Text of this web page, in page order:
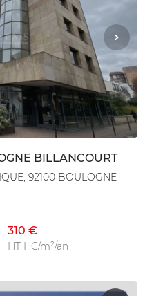
BILLANCOURT
92100 BOULOGNE
310 €
HT HC/m²/an